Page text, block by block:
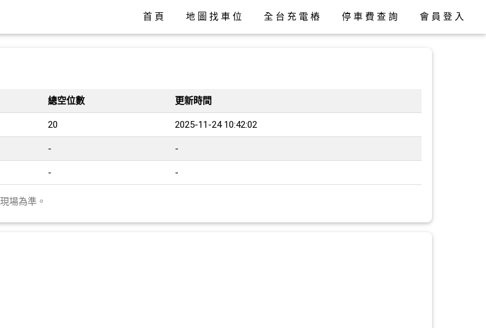
首頁 地圖找車位 全台充電樁 停車費查詢 會員登入
總空位數 更新時間
20 2025-11-24 10:42:02
- -
- -
場為準。